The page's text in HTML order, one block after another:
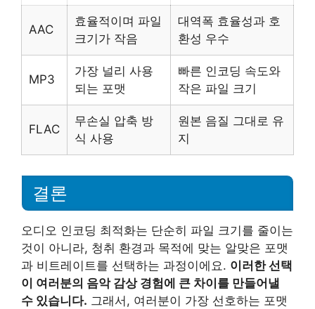
AAC
효율적이며 파일
크기가 작음
대역폭 효율성과 호
환성 우수
MP3
가장 널리 사용
되는 포맷
빠른 인코딩 속도와
작은 파일 크기
FLAC
무손실 압축 방
식 사용
원본 음질 그대로 유
지
결론
오디오 인코딩 최적화는 단순히 파일 크기를 줄이는
것이 아니라, 청취 환경과 목적에 맞는 알맞은 포맷
과 비트레이트를 선택하는 과정이에요. 이러한 선택
이 여러분의 음악 감상 경험에 큰 차이를 만들어낼
수 있습니다. 그래서, 여러분이 가장 선호하는 포맷